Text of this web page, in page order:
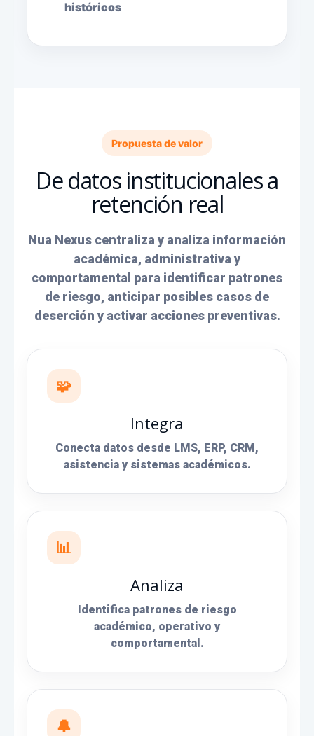
históricos
Propuesta de valor
De datos institucionales a
retención real
Nua Nexus centraliza y analiza información
académica, administrativa y
comportamental para identificar patrones
de riesgo, anticipar posibles casos de
deserción y activar acciones preventivas.
🧩
Integra
Conecta datos desde LMS, ERP, CRM,
asistencia y sistemas académicos.
📊
Analiza
Identifica patrones de riesgo
académico, operativo y
comportamental.
🔔